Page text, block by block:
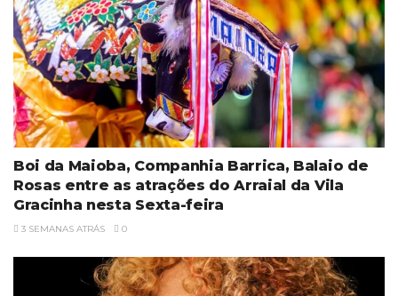
Boi da Maioba, Companhia Barrica, Balaio de
Rosas entre as atrações do Arraial da Vila
Gracinha nesta Sexta-feira
3 SEMANAS ATRÁS 0